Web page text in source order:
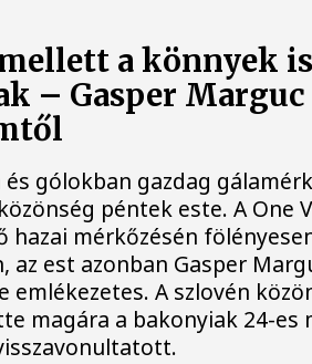
a könnyek
– Gasper
és gólokban gazdag
péntek este. A One
hazai mérkőzésén
az est azonban Gasper
emlékezetes. A szlovén
magára a bakonyiak 24-es